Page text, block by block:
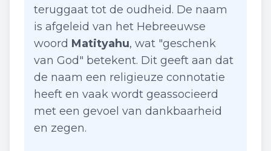
teruggaat tot de oudheid. De naam
is afgeleid van het Hebreeuwse
woord Matityahu, wat "geschenk
van God" betekent. Dit geeft aan dat
de naam een religieuze connotatie
heeft en vaak wordt geassocieerd
met een gevoel van dankbaarheid
en zegen.